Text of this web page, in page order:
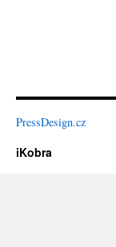
PressDesign.cz
iKobra